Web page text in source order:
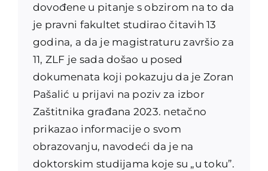
dovođene u pitanje s obzirom na to da
je pravni fakultet studirao čitavih 13
godina, a da je magistraturu završio za
11, ZLF je sada došao u posed
dokumenata koji pokazuju da je Zoran
Pašalić u prijavi na poziv za izbor
Zaštitnika građana 2023. netačno
prikazao informacije o svom
obrazovanju, navodeći da je na
doktorskim studijama koje su „u toku”.